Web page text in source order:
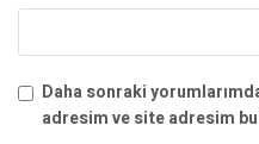
Daha sonraki
adresim ve site adresim